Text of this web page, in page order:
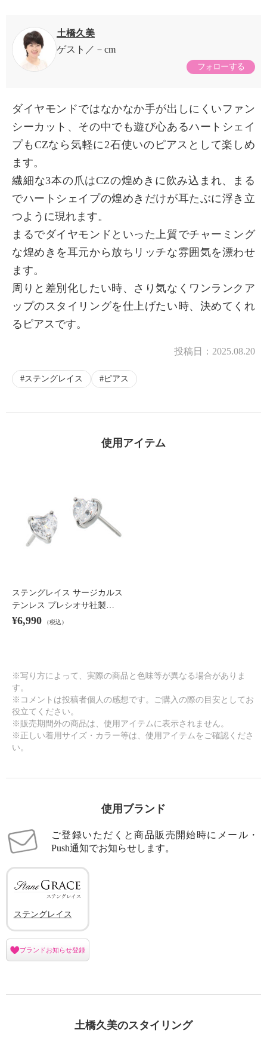
土橋久美
ゲスト
－cm
フォローする
ダイヤモンドではなかなか手が出しにくいファン
シーカット、その中でも遊び心あるハートシェイ
プもCZなら気軽に2石使いのピアスとして楽しめ
ます。
繊細な3本の爪はCZの煌めきに飲み込まれ、まる
でハートシェイプの煌めきだけが耳たぶに浮き立
つように現れます。
まるでダイヤモンドといった上質でチャーミング
な煌めきを耳元から放ちリッチな雰囲気を漂わせ
ます。
周りと差別化したい時、さり気なくワンランクア
ップのスタイリングを仕上げたい時、決めてくれ
るピアスです。
投稿日： 2025.08.20
ステングレイス ピアス
使用アイテム
ステングレイス サージカルス
テンレス プレシオサ社製…
¥6,990 （税込）
※写り方によって、実際の商品と色味等が異なる場合がありま
す。
※コメントは投稿者個人の感想です。ご購入の際の目安としてお
役立てください。
※販売期間外の商品は、使用アイテムに表示されません。
※正しい着用サイズ・カラー等は、使用アイテムをご確認くださ
い。
使用ブランド
ご登録いただくと商品販売開始時にメール・
Push通知でお知らせします。
ステングレイス
ブランドお知らせ登録
土橋久美のスタイリング